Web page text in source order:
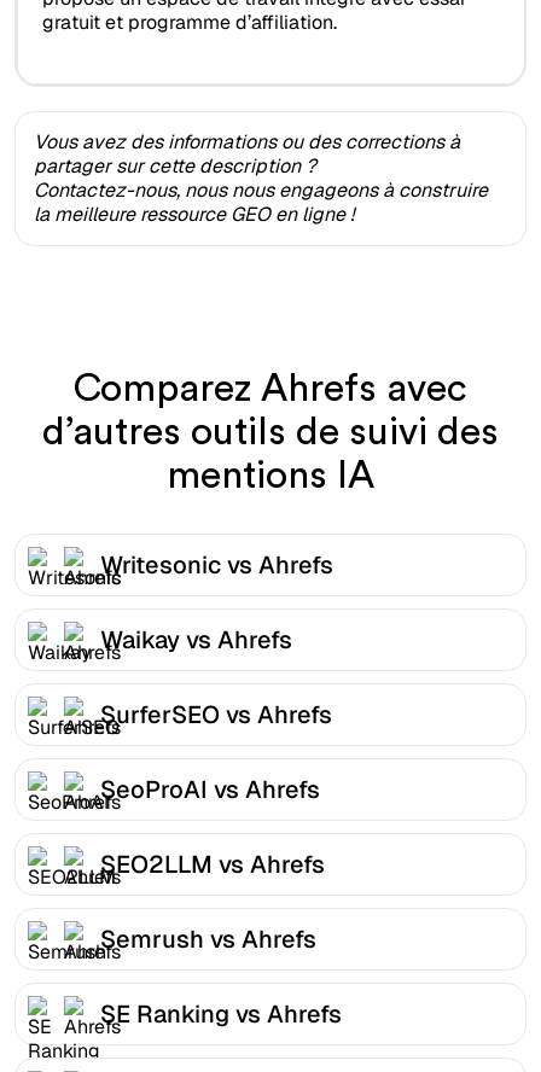
gratuit et programme d’affiliation.
Vous avez des informations ou des corrections à
partager sur cette description ?
Contactez-nous, nous nous engageons à construire
la meilleure ressource GEO en ligne !
Comparez Ahrefs avec
d’autres outils de suivi des
mentions IA
Writesonic vs Ahrefs
Waikay vs Ahrefs
SurferSEO vs Ahrefs
SeoProAI vs Ahrefs
SEO2LLM vs Ahrefs
Semrush vs Ahrefs
SE Ranking vs Ahrefs